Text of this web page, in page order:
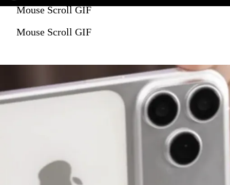
Mouse Scroll GIF
Mouse Scroll GIF